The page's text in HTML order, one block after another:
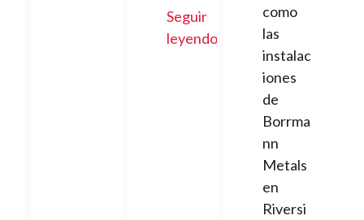
Seguir
leyendo
como
las
instalac
iones
de
Borrma
nn
Metals
en
Riversi